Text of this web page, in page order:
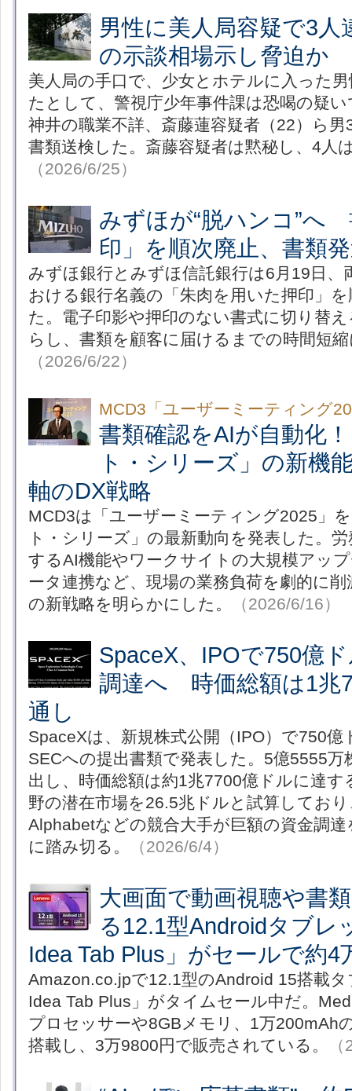
男性に美人局容疑で3
の示談相場示し脅迫か
美人局の手口で、少女とホテルに入った
たとして、警視庁少年事件課は恐喝の疑
神井の職業不詳、斎藤蓮容疑者（22）ら
書類送検した。斎藤容疑者は黙秘し、4人
（2026/6/25）
みずほが“脱ハンコ”へ
印」を順次廃止、書類
みずほ銀行とみずほ信託銀行は6月19日、
おける銀行名義の「朱肉を用いた押印」
た。電子印影や押印のない書式に切り替
らし、書類を顧客に届けるまでの時間短
（2026/6/22）
MCD3「ユーザーミーティング
書類確認をAIが自動化
ト・シリーズ」の新機
軸のDX戦略
MCD3は「ユーザーミーティング2025」
ト・シリーズ」の最新動向を発表した。
するAI機能やワークサイトの大規模アッ
ータ連携など、現場の業務負荷を劇的に
の新戦略を明らかにした。
（2026/6/16）
SpaceX、IPOで750億
調達へ 時価総額は1兆
通し
SpaceXは、新規株式公開（IPO）で750
SECへの提出書類で発表した。5億5555
出し、時価総額は約1兆7700億ドルに達す
野の潜在市場を26.5兆ドルと試算してお
Alphabetなどの競合大手が巨額の資金調
に踏み切る。
（2026/6/4）
大画面で動画視聴や書
る12.1型Androidタブレ
Idea Tab Plus」がセールで約4
Amazon.co.jpで12.1型のAndroid 15搭載
Idea Tab Plus」がタイムセール中だ。
プロセッサーや8GBメモリ、1万200mAh
搭載し、3万9800円で販売されている。